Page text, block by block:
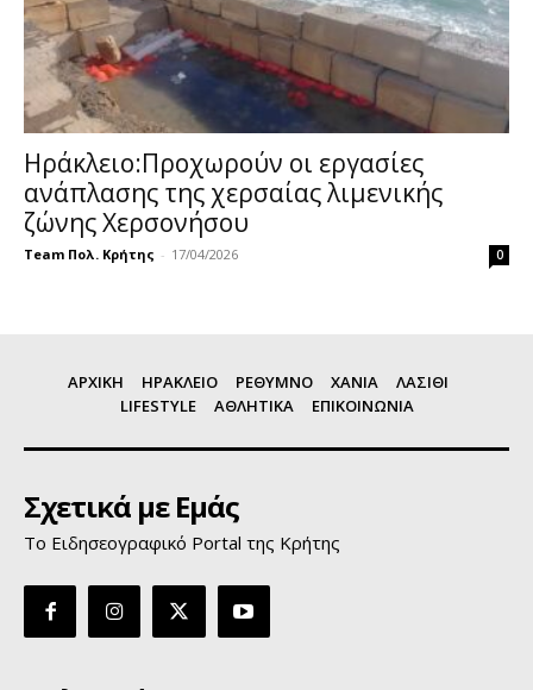
Ηράκλειο:Προχωρούν οι εργασίες
ανάπλασης της χερσαίας λιμενικής
ζώνης Χερσονήσου
Team Πολ. Κρήτης - 17/04/2026 0
ΑΡΧΙΚΗ ΗΡΑΚΛΕΙΟ ΡΕΘΥΜΝΟ ΧΑΝΙΑ
ΛΑΣΙΘΙ
LIFESTYLE
ΑΘΛΗΤΙΚΑ ΕΠΙΚΟΙΝΩΝΙΑ
Σχετικά με Εμάς
Το Ειδησεογραφικό Portal της Κρήτης